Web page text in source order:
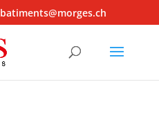
batiments@morges.ch